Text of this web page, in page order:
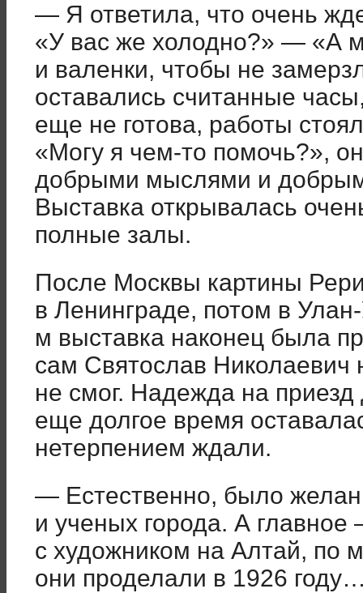
— Я ответила, что очень
«У вас же холодно?» — «А
и валенки, чтобы не
оставались считанные
еще не готова, работы
«Могу я чем-то помочь?»,
добрыми мыслями и
Выставка открывалась
полные залы.
После Москвы картины
в Ленинграде, потом в
м выставка наконец была
сам Святослав Николаевич
не смог. Надежда на приезд
еще долгое время
нетерпением ждали.
— Естественно, было
и ученых города. А
с художником на Алтай, по
они проделали в 1926